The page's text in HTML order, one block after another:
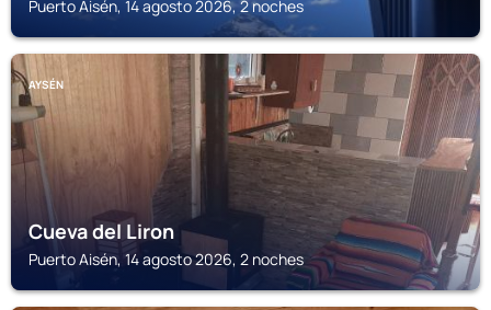
Puerto Aisén, 14 agosto 2026, 2 noches
AYSÉN
Cueva del Liron
Puerto Aisén, 14 agosto 2026, 2 noches